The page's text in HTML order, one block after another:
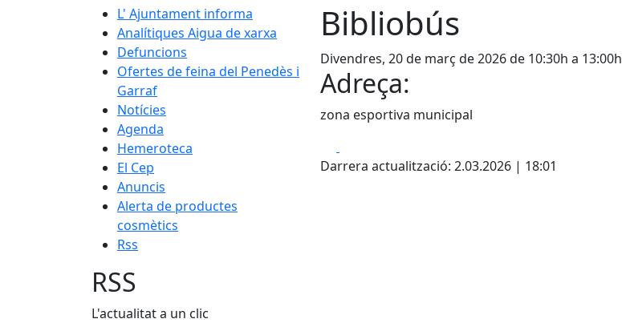
L' Ajuntament informa
Analítiques Aigua de xarxa
Defuncions
Ofertes de feina del Penedès i
Garraf
Notícies
Agenda
Hemeroteca
El Cep
Anuncis
Alerta de productes
cosmètics
Rss
Bibliobús
Divendres, 20 de març de 2026 de 10:30h a 13:00h
Adreça:
zona esportiva municipal
Darrera actualització: 2.03.2026 | 18:01
RSS
L'actualitat a un clic